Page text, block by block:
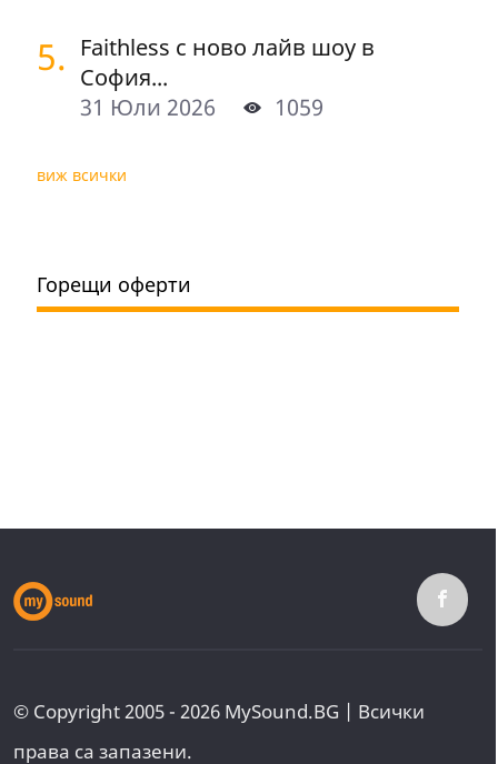
5. Faithless с ново лайв шоу в
София...
31 Юли 2026
1059
виж всички
Горещи оферти
© Copyright 2005 - 2026 MySound.BG | Всички
права са запазени.